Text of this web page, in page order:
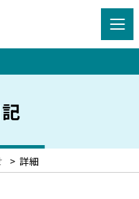
> 詳細